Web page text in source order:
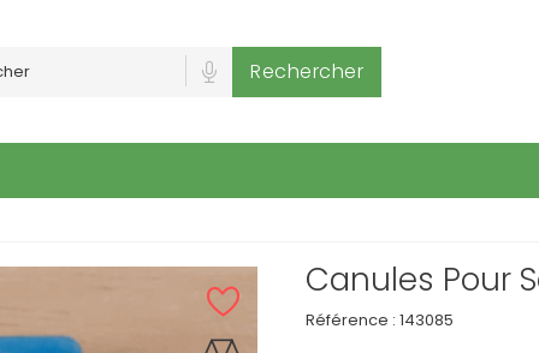
Rechercher
Canules Pour
Référence : 143085